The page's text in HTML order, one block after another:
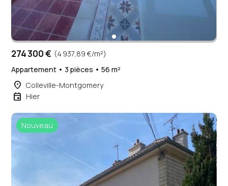
274 300 € (4 937,89 €/m²)
Appartement • 3 pièces • 56 m²
place Colleville-Montgomery
event Hier
Nouveau